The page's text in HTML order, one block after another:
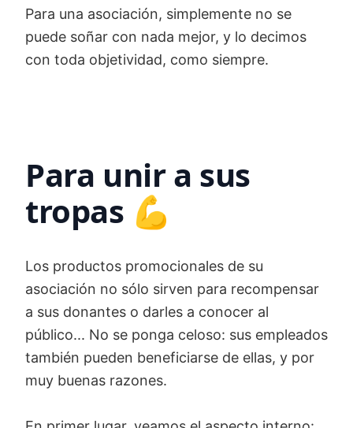
Para una asociación, simplemente no se
puede soñar con nada mejor, y lo decimos
con toda objetividad, como siempre.
Para unir a sus
tropas 💪
Los productos promocionales de su
asociación no sólo sirven para recompensar
a sus donantes o darles a conocer al
público... No se ponga celoso: sus empleados
también pueden beneficiarse de ellas, y por
muy buenas razones.